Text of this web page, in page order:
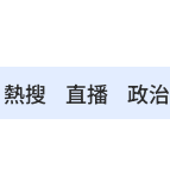
熱搜 直播 政治